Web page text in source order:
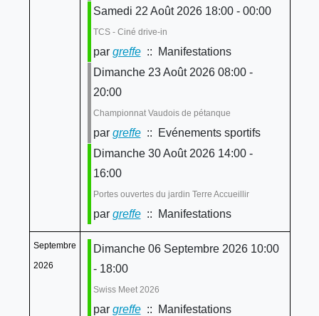
Samedi 22 Août 2026 18:00 - 00:00
TCS - Ciné drive-in
par greffe:: Manifestations
Dimanche 23 Août 2026 08:00 -
20:00
Championnat Vaudois de pétanque
par greffe:: Evénements sportifs
Dimanche 30 Août 2026 14:00 -
16:00
Portes ouvertes du jardin Terre Accueillir
par greffe:: Manifestations
Septembre
2026
Dimanche 06 Septembre 2026 10:00
- 18:00
Swiss Meet 2026
par greffe:: Manifestations